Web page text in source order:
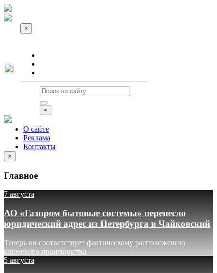
×
×
О сайте
Реклама
Контакты
×
Главное
7 августа
АО «Газпром бытовые системы» перенесло
юридический адрес из Петербурга в Чайковский
Теперь он соответствует фактическому расположению
ключевого производства
5 августа